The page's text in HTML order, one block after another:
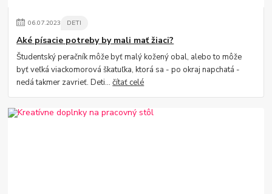
06.07.2023 DETI
Aké písacie potreby by mali mať žiaci?
Študentský peračník môže byť malý kožený obal, alebo to môže
byť veľká viackomorová škatuľka, ktorá sa - po okraj napchatá -
nedá takmer zavrieť. Deti...čítať celé